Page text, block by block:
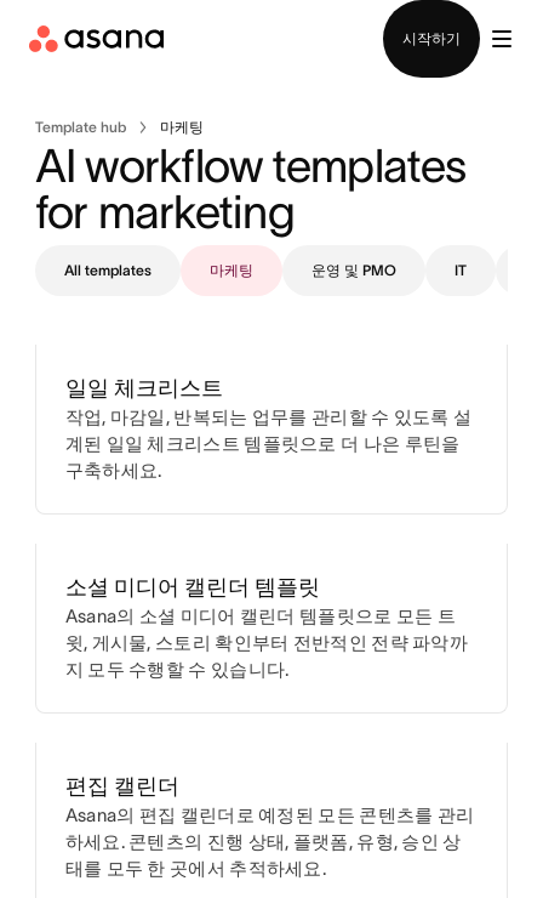
시작하기
Template hub 마케팅
AI workflow templates
for marketing
All templates 마케팅 운영 및 PMO IT
일일 체크리스트
작업, 마감일, 반복되는 업무를 관리할 수 있도록 설
계된 일일 체크리스트 템플릿으로 더 나은 루틴을
구축하세요.
소셜 미디어 캘린더 템플릿
Asana의 소셜 미디어 캘린더 템플릿으로 모든 트
윗, 게시물, 스토리 확인부터 전반적인 전략 파악까
지 모두 수행할 수 있습니다.
편집 캘린더
Asana의 편집 캘린더로 예정된 모든 콘텐츠를 관리
하세요. 콘텐츠의 진행 상태, 플랫폼, 유형, 승인 상
태를 모두 한 곳에서 추적하세요.